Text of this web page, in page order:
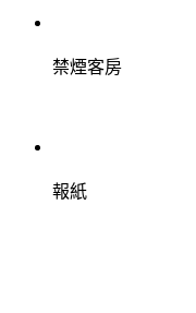
禁煙客房
報紙